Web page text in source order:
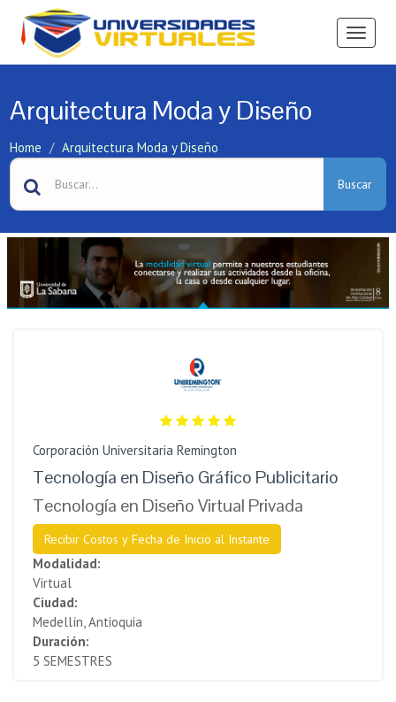
Ver
Arquitectura Moda y Diseño
Home Arquitectura Moda y Diseño
Buscar
Corporación Universitaria Remington
Tecnología en Diseño Gráfico Publicitario
Tecnología en Diseño Virtual Privada
Recibir Costos y Fecha de Inicio al Instante
Modalidad:
Virtual
Ciudad:
Medellín, Antioquia
Duración:
5 SEMESTRES